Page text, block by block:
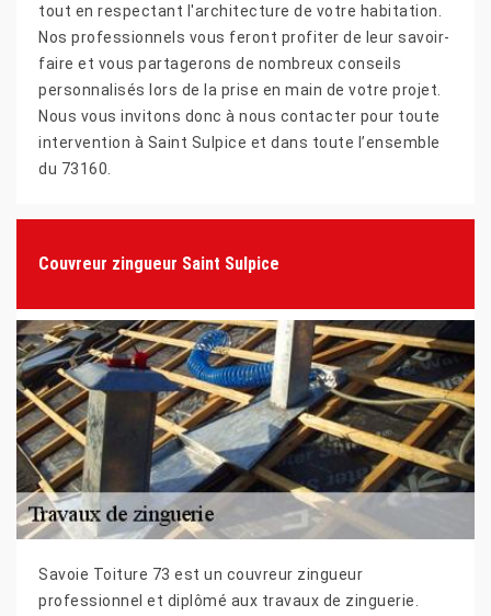
tout en respectant l'architecture de votre habitation.
Nos professionnels vous feront profiter de leur savoir-
faire et vous partagerons de nombreux conseils
personnalisés lors de la prise en main de votre projet.
Nous vous invitons donc à nous contacter pour toute
intervention à Saint Sulpice et dans toute l’ensemble
du 73160.
Couvreur zingueur Saint Sulpice
Savoie Toiture 73 est un couvreur zingueur
professionnel et diplômé aux travaux de zinguerie.